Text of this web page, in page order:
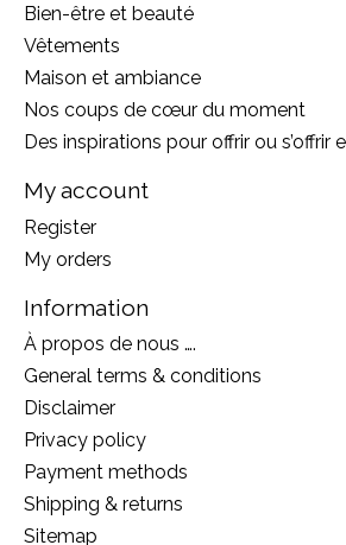
Bien-être et beauté
Vêtements
Maison et ambiance
Nos coups de cœur du moment
Des inspirations pour offrir ou s’offrir
My account
Register
My orders
Information
À propos de nous ….
General terms & conditions
Disclaimer
Privacy policy
Payment methods
Shipping & returns
Sitemap